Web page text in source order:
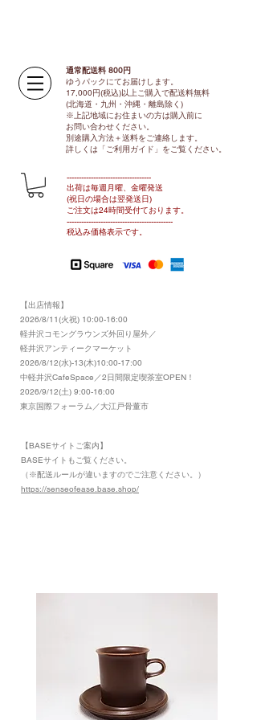
通常配送料 800円​
ゆうパックにてお届けします。
17,000円(税込)以上ご購入で配送料無料
(北海道・九州・沖縄・離島除く)
※上記地域にお住まいの方は購入前に
お問い合わせください。
別途購入方法＋送料をご連絡します。
​​詳しくは「ご利用ガイド」をご覧ください。
​-----------------------------------
出荷は毎週月曜、金曜発送
(祝日の場合は翌発送日)
ご注文は24時間受付ております​。
-------------------------------​-------​------
​税込み価格表示です。
【出店情報】
2026/8/11(火祝) 10:00-16:00
​軽井沢コモングラウンズ外回り屋外／
軽井沢アンティークマーケット
2026/8/12(水)-13(木)10:00-17:00
​中軽井沢CafeSpace／2日間限定喫茶室OPEN！
2026/9/12(土) 9:00-16:00
東京国際フォーラム／大江戸骨董市
【BASEサイトご案内】
​BASEサイトもご覧ください。
（※配送ルールが違いますのでご注意ください。）
https://senseofease.base.shop/